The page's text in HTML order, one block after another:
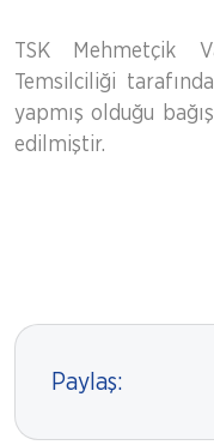
TSK Mehmetçik
Temsilciliği
yapmış olduğu
edilmiştir.
Paylaş: